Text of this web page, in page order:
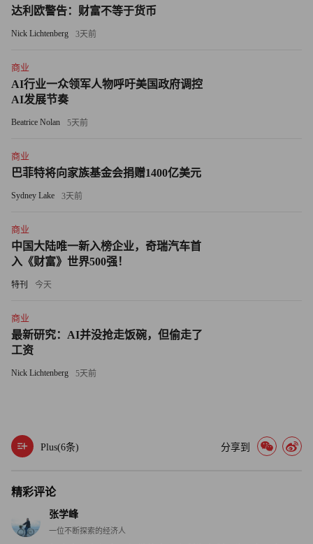
但约翰逊强调，他们所做的不仅仅是让机器人能够行走，即
使它们的膝盖向后弯曲。相反，关键是让机器人能够融入企
设施，让机器人为他们工作。”
2024年4月，敏捷机器人公司证实，由于“公司正在努力构建
成功架构”，因此裁掉了“少量员工”，同时加紧生产Digit机
但她表示，目前，她正在努力为为数不多的Digit机器人寻找
最佳工作场所。她说道：“汽车行业、食品杂货零售商等都
网）
达利欧警告：财富不等于货币
Nick Lichtenberg 3天前
商业
AI行业一众领军人物呼吁美国政府调控
AI发展节奏
Beatrice Nolan 5天前
商业
巴菲特将向家族基金会捐赠1400亿美元
Sydney Lake 3天前
商业
中国大陆唯一新入榜企业，奇瑞汽车首
入《财富》世界500强！
特刊 今天
商业
最新研究：AI并没抢走饭碗，但偷走了
工资
Nick Lichtenberg 5天前
Plus(6条) 分享到
精彩评论
张学峰
一位不断探索的经济人